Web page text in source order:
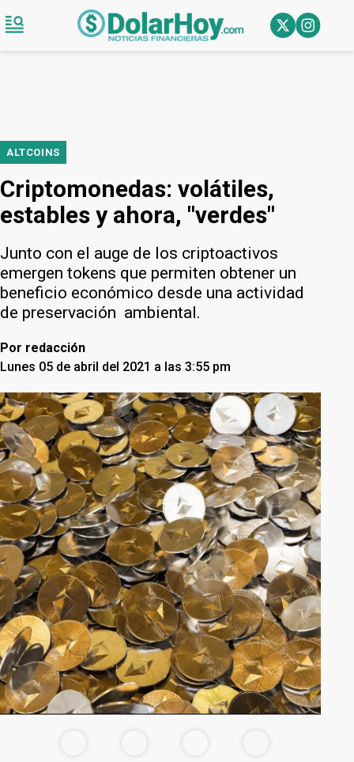
ALTCOINS
Criptomonedas: volátiles,
estables y ahora, "verdes"
Junto con el auge de los criptoactivos
emergen tokens que permiten obtener un
beneficio económico desde una actividad
de preservación ambiental.
Por redacción
Lunes 05 de abril del 2021 a las 3:55 pm